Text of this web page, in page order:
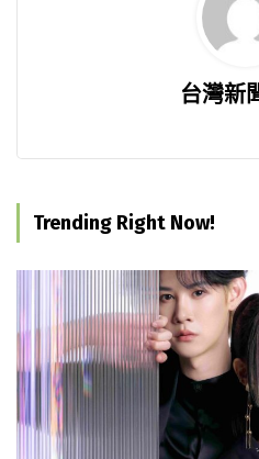
台灣新
Trending Right Now!